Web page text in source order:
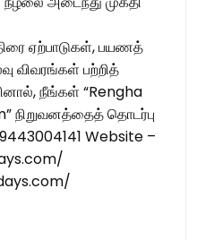
ஏற்பாடுகள், பயணத்
விவரங்கள் பற்றித்
நீங்கள் “Rengha
நிறுவனத்தைத் தொடர்பு
Website –